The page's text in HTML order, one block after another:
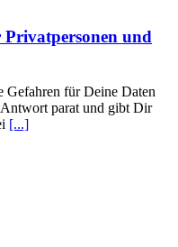
und
Gefahren für Deine Daten
parat und gibt Dir
[...]